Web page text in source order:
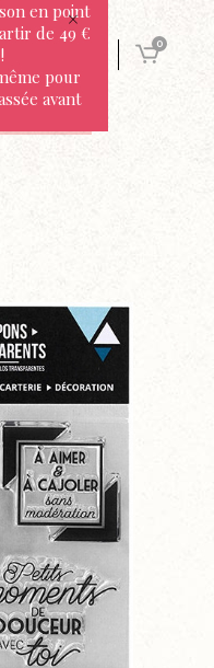
0
en point
de 49 €
pour
avant